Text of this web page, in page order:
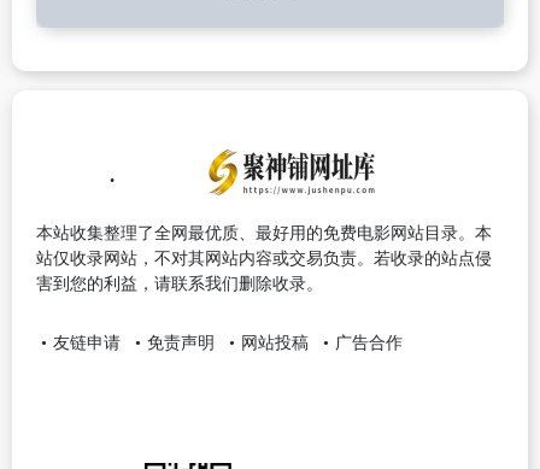
本站收集整理了全网最优质、最好用的免费电影网站目录。本
站仅收录网站，不对其网站内容或交易负责。若收录的站点侵
害到您的利益，请联系我们删除收录。
友链申请 免责声明 网站投稿 广告合作